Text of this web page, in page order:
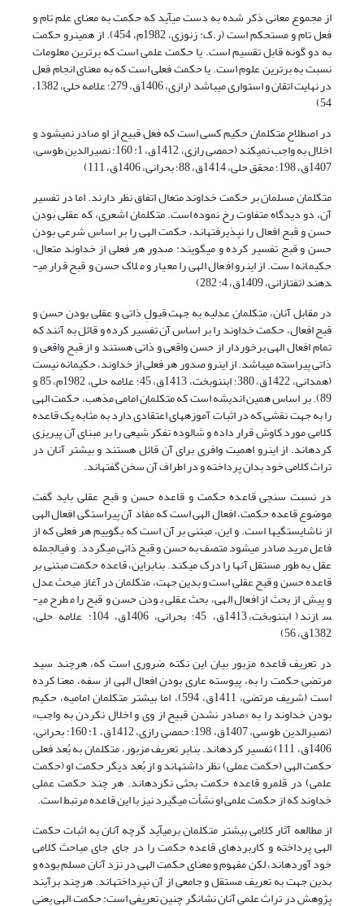
از مجموع معانی ذکر شده به دست می­آید که حکمت به معنای علم تام و
فعل تام و مستحکم است (ر.ک: زنوزی، 1982م، 454). از همین­رو حکمت
به دو گونه قابل تقسیم است. یا حکمت علمی است که برترین معلومات
نسبت به برترین علوم است. یا حکمت فعلی است که به معنای انجام فعل
در نهایت اتقان و استواری می­باشد (رازی، 1406ق، 279؛ علامه حلی، 1382،
54)
در اصطلاح متکلمان حکیم کسی است که فعل قبیح از او صادر نمی­شود و
اخلال به واجب نمی­کند (حمصی رازی­، 1412ق، 1: 160؛ نصیرالدین طوسی،
1407ق، 198؛ محقق حلی، 1414ق، 88؛ بحرانی، 1406ق، 111)
متکلمان مسلمان بر حکمت خداوند متعال اتفاق نظر دارند. اما در تفسیر
آن، دو دیدگاه متفاوت رخ نموده است. متکلمان اشعری، که عقلی بودن
حسن و قبح افعال را نپذیرفته­اند، حکمت الهی را بر اساس شرعی بودن
حسن و قبح تفسیر کرده و می­گویند: صدور هر فعلی از خداوند متعال،
حکیمانه است. از این­رو افعال الهی را معیار و ملاک حسن و قبح قرار می­
دهند (تفتازانی، 1409ق، 4: 282)
در مقابل آنان، متکلمان عدلیه به جهت قبولِ ذاتی و عقلی بودن حسن و
قبح افعال، حکمت خداوند را بر اساس آن تفسیر کرده و قائل به آنند که
تمام افعال الهی برخوردار از حسن واقعی و ذاتی هستند و از قبح واقعی و
ذاتی پیراسته می­باشد. از این­رو صدور هر فعلی از خداوند، حکیمانه نیست
(همدانی، 1422ق، 380؛ ابن­نوبخت، 1413ق، 45؛ علامه حلی، 1982م، 85 و
89). بر اساس همین اندیشه است که متکلمان امامی مذهب، حکمت الهی
را به جهت نقشی که در اثبات آموزه­های اعتقادی دارد به مثابه یک قاعده
کلامی مورد کاوش قرار داده و شالوده تفکر شیعی را بر مبنای آن پی­ریزی
کرده­اند. از این­رو اهمیت وافری برای آن قائل هستند و بیشتر آنان در
تراث کلامی خود بدان پرداخته و در اطراف آن سخن گفته­اند.
در نسبت سنجی قاعده حکمت و قاعده حسن و قبح عقلی باید گفت
موضوع قاعده حکمت، افعال الهی است که مفاد آن پیراستگی افعال الهی
از ناشایستگی­ها است. و این، مبتنی بر آن است که بگوییم هر فعلی که از
فاعل مرید صادر می­شود متصف به حسن و قبح ذاتی می­گردد. و فی­الجمله
عقل به طور مستقل آن­ها را درک می­کند. بنابراین، قاعده حکمت مبتنی بر
قاعده حسن و قبح عقلی است و بدین جهت، متکلمان در آغاز مبحث عدل
و پیش از بحث از افعال الهی، بحث عقلی بودن حسن و قبح را مطرح می­
سازند (ابن­نوبخت، 1413ق، 45؛ بحرانی، 1406ق، 104؛ علامه حلی،
1382ق، 56)
در تعریف قاعده مزبور بیان این نکته ضروری است که، هرچند سید
مرتضی حکمت را به، پیوسته عاری بودن افعال الهی از سفه، معنا کرده
است (شریف مرتضی، 1411ق، 594)، اما بیشتر متکلمان امامیه، حکیم
بودن خداوند را به «صادر نشدن قبیح از وی و اخلال نکردن به واجب»
(نصیرالدین طوسی، 1407ق، 198؛ حمصی رازی، 1412ق، 1: 160؛ بحرانی،
1406ق، 111) تفسیر کرده­اند. بنابر تعریف مزبور، متکلمان به بُعد فعلی
حکمت الهی (حکمت عملی) نظر داشته­اند و از بُعد دیگر حکمت او (حکمت
علمی) در قلمرو قاعده حکمت بحثی نکرده­اند. هر چند حکمت عملی
خداوند که از حکمت علمی او نشأت می­گیرد نیز با این قاعده مرتبط است.
از مطالعه آثار کلامی بیشتر متکلمان برمی­آید گرچه آنان به اثبات حکمت
الهی پرداخته و کاربردهای قاعده حکمت را در جای جای مباحث کلامی
خود آورده­اند، لکن مفهوم و معنای حکمت الهی در نزد آنان مسلم بوده و
بدین جهت به تعریف مستقل و جامعی از آن نپرداخته­اند. هرچند برآیند
پژوهش در تراث علمی آنان نشانگر چنین تعریفی است: حکمت الهی یعنی